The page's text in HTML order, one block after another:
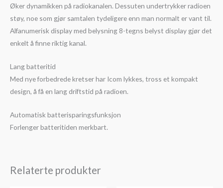
Øker dynamikken på radiokanalen. Dessuten undertrykker radioen
støy, noe som gjør samtalen tydeligere enn man normalt er vant til.
Alfanumerisk display med belysning 8-tegns belyst display gjør det
enkelt å finne riktig kanal.
Lang batteritid
Med nye forbedrede kretser har Icom lykkes, tross et kompakt
design, å få en lang driftstid på radioen.
Automatisk batterisparingsfunksjon
Forlenger batteritiden merkbart.
Relaterte produkter